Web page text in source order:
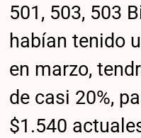
501, 503, 503
habían tenido
en marzo,
de casi 20%,
$1.540